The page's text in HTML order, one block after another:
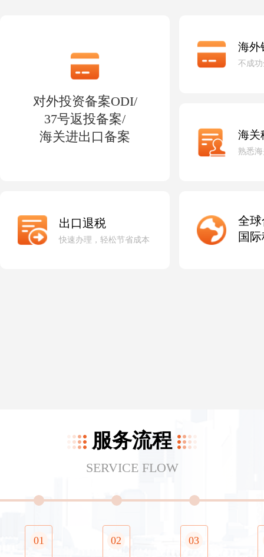
对外投资备案ODI/
37号返投备案/
海关进出口备案
海外
不成
海关
熟悉
出口退税
快速办理，轻松节省成本
全
国
服务流程
SERVICE FLOW
01 02 03